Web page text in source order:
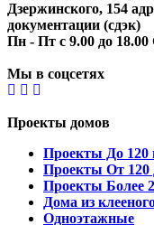
Дзержинского, 154
документации (сдэк)
Пн - Пт с 9.00 до
Мы в соцсетях
Проекты домов
Проекты До 120
Проекты От 120
Проекты Более
Дома из
Одноэтажные